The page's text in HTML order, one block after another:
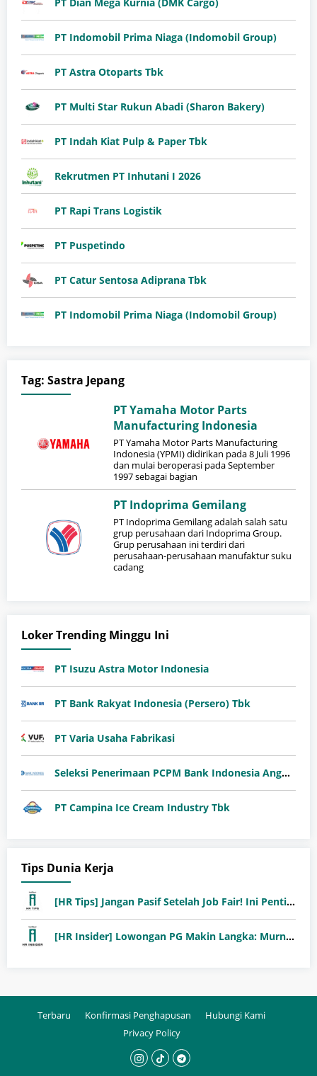
PT Dian Mega Kurnia (DMK Cargo)
PT Indomobil Prima Niaga (Indomobil Group)
PT Astra Otoparts Tbk
PT Multi Star Rukun Abadi (Sharon Bakery)
PT Indah Kiat Pulp & Paper Tbk
Rekrutmen PT Inhutani I 2026
PT Rapi Trans Logistik
PT Puspetindo
PT Catur Sentosa Adiprana Tbk
PT Indomobil Prima Niaga (Indomobil Group)
Tag: Sastra Jepang
PT Yamaha Motor Parts
Manufacturing Indonesia
PT Yamaha Motor Parts Manufacturing
Indonesia (YPMI) didirikan pada 8 Juli 1996
dan mulai beroperasi pada September
1997 sebagai bagian
PT Indoprima Gemilang
PT Indoprima Gemilang adalah salah satu
grup perusahaan dari Indoprima Group.
Grup perusahaan ini terdiri dari
perusahaan-perusahaan manufaktur suku
cadang
Loker Trending Minggu Ini
PT Isuzu Astra Motor Indonesia
PT Bank Rakyat Indonesia (Persero) Tbk
PT Varia Usaha Fabrikasi
Seleksi Penerimaan PCPM Bank Indonesia Angkatan 41
PT Campina Ice Cream Industry Tbk
Tips Dunia Kerja
[HR Tips] Jangan Pasif Setelah Job Fair! Ini Pentingnya Follow-Up Setelah Job Fair
[HR Insider] Lowongan PG Makin Langka: Murni Seleksi atau Jalur Orang Dalam?
Terbaru Konfirmasi Penghapusan
Hubungi Kami
Privacy Policy